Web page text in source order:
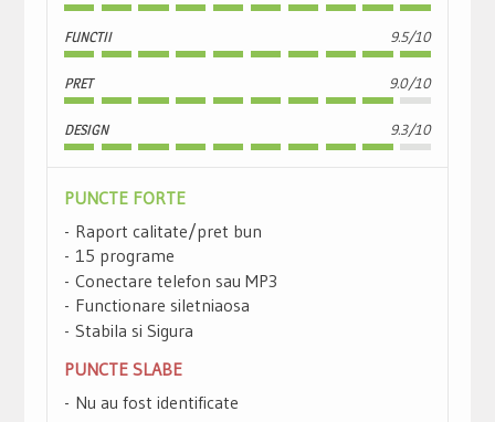
FUNCTII 9.5/10
PRET 9.0/10
DESIGN 9.3/10
PUNCTE FORTE
Raport calitate/pret bun
15 programe
Conectare telefon sau MP3
Functionare siletniaosa
Stabila si Sigura
PUNCTE SLABE
Nu au fost identificate